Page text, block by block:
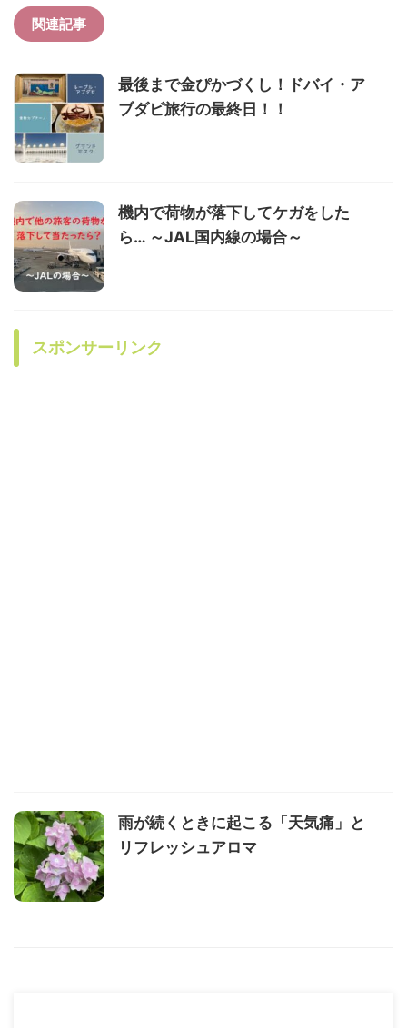
関連記事
最後まで金ぴかづくし！ドバイ・ア
ブダビ旅行の最終日！！
機内で荷物が落下してケガをした
ら… ～JAL国内線の場合～
スポンサーリンク
雨が続くときに起こる「天気痛」と
リフレッシュアロマ